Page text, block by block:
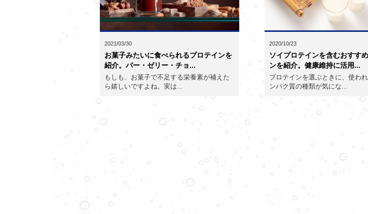
2021/03/30
お菓子みたいに食べられるプロテインを
紹介。バー・ゼリー・チョ...
もしも、お菓子で不足する栄養素が補えた
ら嬉しいですよね。実は...
2020/10/23
ソイプロテインを含むおすす
ンを紹介。健康維持に活用...
プロテインを選ぶときに、使わ
ンパク質の種類が気にな...